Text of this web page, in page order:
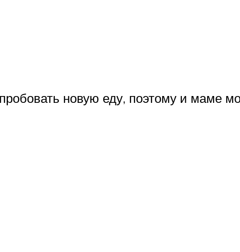
новую еду, поэтому и маме